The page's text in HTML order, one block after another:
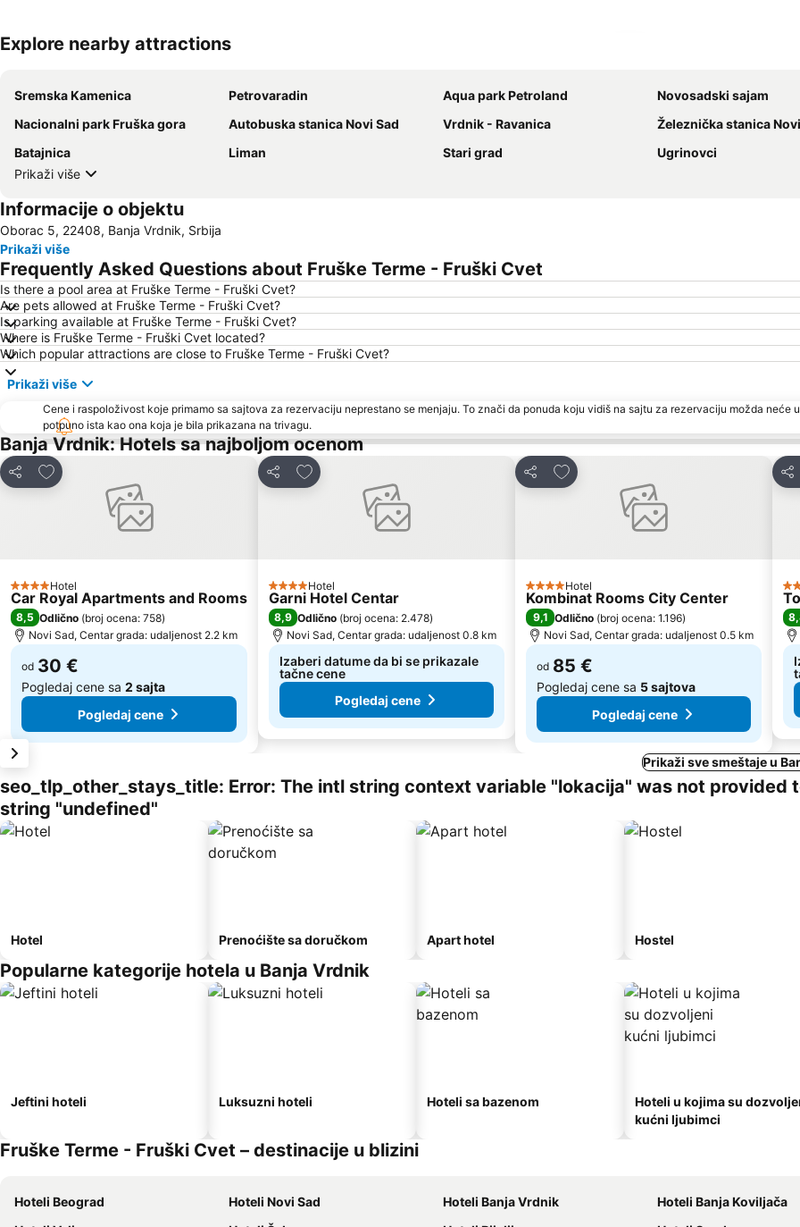
Explore nearby attractions
Sremska Kamenica Petrovaradin Aqua park Petroland
Novosadski sajam
Nacionalni park Fruška gora
Autobuska stanica Novi Sad Vrdnik - Ravanica
Železnička stanica
Batajnica
Liman Stari grad
Ugrinovci
Prikaži više
Informacije o objektu
Oborac 5, 22408, Banja Vrdnik, Srbija
Prikaži više
Frequently Asked Questions about Fruške Terme - Fruški Cvet
Is there a pool area at Fruške Terme - Fruški Cvet?
Are pets allowed at Fruške Terme - Fruški Cvet?
Is parking available at Fruške Terme - Fruški Cvet?
Where is Fruške Terme - Fruški Cvet located?
Which popular attractions are close to Fruške Terme - Fruški Cvet?
Prikaži više
Cene i raspoloživost koje primamo sa sajtova za rezervaciju neprestano se menjaju. To znači da ponuda koju vidiš na sajtu za rezervaciju možda neće
potpuno ista kao ona koja je bila prikazana na trivagu.
Banja Vrdnik: Hotels sa najboljom ocenom
Deli
Dodati u favorite
4 Zvezdice
Hotel
Car Royal Apartments and Rooms
8,5 Odlično (broj ocena: 758)
Novi Sad, Centar grada: udaljenost 2.2 km
od 30 €
Pogledaj cene sa 2 sajta
Pogledaj cene
Deli
Dodati u favorite
4 Zvezdice
Hotel
Garni Hotel Centar
8,9 Odlično (broj ocena: 2.478)
Novi Sad, Centar grada: udaljenost 0.8 km
Izaberi datume da bi se prikazale
tačne cene
Pogledaj cene
Deli
Dodati u favorite
4 Zvezdice
Hotel
Kombinat Rooms City Center
9,1 Odlično (broj ocena: 1.196)
Novi Sad, Centar grada: udaljenost 0.5 km
od 85 €
Pogledaj cene sa 5 sajtova
Pogledaj cene
Deli
3
Prikaži sve smeštaje u
seo_tlp_other_stays_title: Error: The intl string context variable "lokacija" was not provided
string "undefined"
Hotel Prenoćište sa doručkom Apart hotel Hostel
Popularne kategorije hotela u Banja Vrdnik
Jeftini hoteli Luksuzni hoteli Hoteli sa bazenom
Hoteli u kojima su
kućni ljubimci
Fruške Terme - Fruški Cvet – destinacije u blizini
Hoteli Beograd Hoteli Novi Sad Hoteli Banja Vrdnik
Hoteli Banja Koviljača